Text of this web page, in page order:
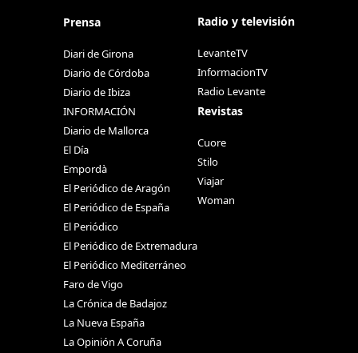
Prensa
Diari de Girona
Diario de Córdoba
Diario de Ibiza
INFORMACIÓN
Diario de Mallorca
El Día
Empordà
El Periódico de Aragón
El Periódico de España
El Periódico
El Periódico de Extremadura
El Periódico Mediterráneo
Faro de Vigo
La Crónica de Badajoz
La Nueva España
La Opinión A Coruña
Radio y televisión
LevanteTV
InformacionTV
Radio Levante
Revistas
Cuore
Stilo
Viajar
Woman